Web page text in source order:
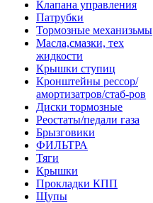
Клапана управления
Патрубки
Тормозные механизьмы
Масла,смазки, тех
жидкости
Крышки ступиц
Кронштейны рессор/
амортизатров/стаб-ров
Диски тормозные
Реостаты/педали газа
Брызговики
ФИЛЬТРА
Тяги
Крышки
Прокладки КПП
Щупы